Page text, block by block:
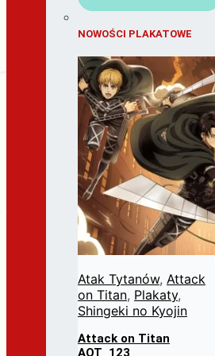
NOWOŚCI PLAKATOWE
Atak Tytanów, Attack
on Titan, Plakaty,
Shingeki no Kyojin
Attack on Titan
AOT_123